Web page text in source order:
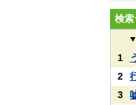
検索
▼
1
2
3